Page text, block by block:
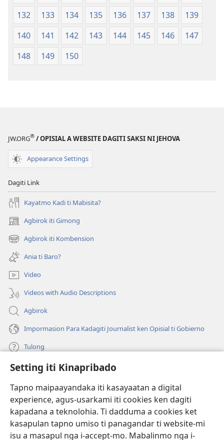
Setting iti Kinapribado
Tapno maipaayandaka iti kasayaatan a digital
experience, agus-usarkami iti cookies ken dagiti
kapadana a teknolohia. Ti dadduma a cookies ket
kasapulan tapno umiso ti panagandar ti website-mi
isu a masapul nga i-accept-mo. Mabalinmo nga i-
132
133 134 135 136 137 138
139
140
141 142 143 144 145 146
147
148
149 150
JW.ORG® / OPISIAL A WEBSITE DAGITI SAKSI NI JEHOVA
Appearance Settings
Dagiti Link
Kayatmo Kadi ti Mabisita?
Agbirok iti Gimong
(manglukat
iti
baro
window)
Agbirok iti Kombension
(manglukat
iti
baro
a
window)
Ania ti Baro?
Video
Videos with Audio Descriptions
Agbirok
Impormasion Para Kadagiti Journalist ken Opisial ti Gobierno
Tulong
Donasion
(manglukat
iti
baro
a
window)
Watchtower ONLINE A LIBRARIA
(manglukat
iti
baro
a
JW Hub ®
(manglukat
iti